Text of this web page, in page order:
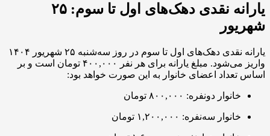
یارانه نقدی دهک‌های اول تا سوم: ۲۵
شهریور
یارانه نقدی دهک‌های اول تا سوم در روز سه‌شنبه ۲۵ شهریور ۱۴۰۴
واریز می‌شود. مبلغ یارانه برای هر نفر ۴۰۰,۰۰۰ تومان است و بر
اساس تعداد اعضای خانوار به این صورت خواهد بود:
خانوار دو‌نفره: ۸۰۰,۰۰۰ تومان
خانوار سه‌نفره: ۱,۲۰۰,۰۰۰ تومان